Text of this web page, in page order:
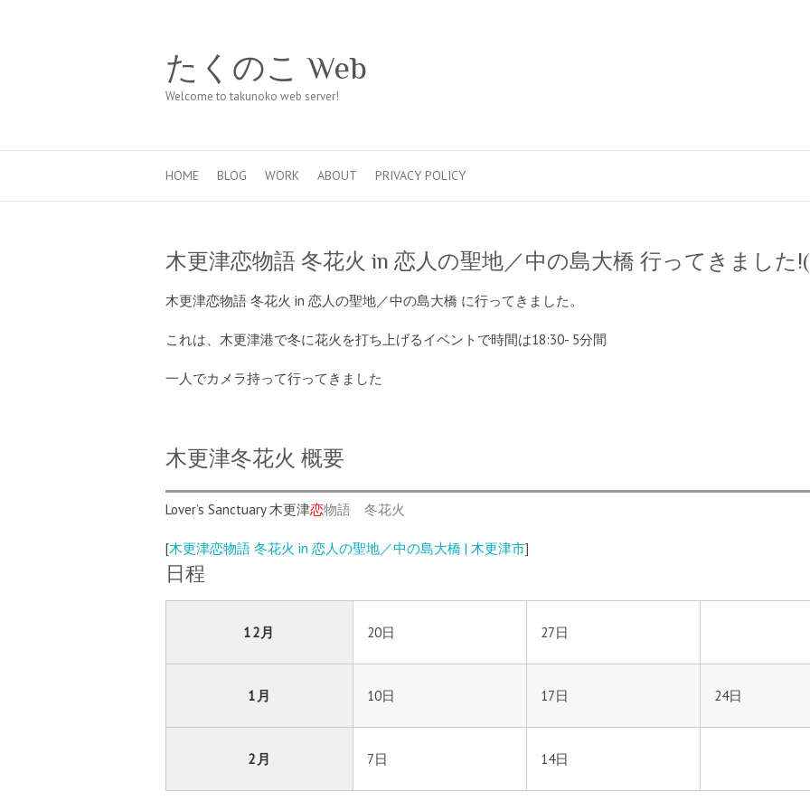
たくのこ Web
Welcome to takunoko web server!
HOME BLOG WORK ABOUT PRIVACY POLICY
木更津恋物語 冬花火 in 恋人の聖地／中の島大橋 行ってきました
木更津恋物語 冬花火 in 恋人の聖地／中の島大橋 に行ってきました。
これは、木更津港で冬に花火を打ち上げるイベントで時間は18:30- 5分間
一人でカメラ持って行ってきました
木更津冬花火 概要
Lover’s Sanctuary 木更津恋物語 冬花火
[木更津恋物語 冬花火 in 恋人の聖地／中の島大橋 | 木更津市]
日程
12月 20日 27日
1月 10日 17日 24日
2月 7日 14日